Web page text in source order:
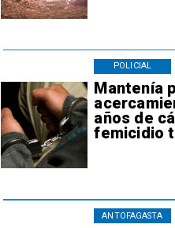
Mantenía
años de
femicidio
POLICIAL
ANTOFAGASTA